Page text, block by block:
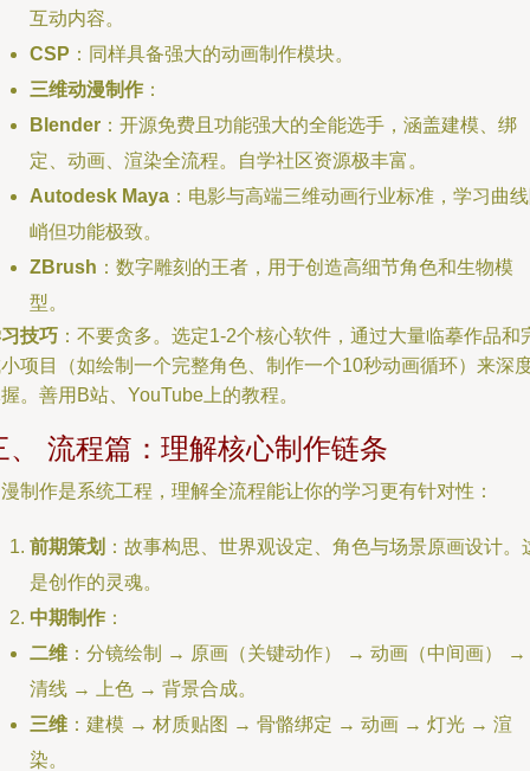
互动内容。
CSP ：同样具备强大的动画制作模块。
三维动漫制作 ：
Blender ：开源免费且功能强大的全能选手，涵盖建模、绑
定、动画、渲染全流程。自学社区资源极丰富。
Autodesk Maya ：电影与高端三维动画行业标准，学习曲
峭但功能极致。
ZBrush ：数字雕刻的王者，用于创造高细节角色和生物模
型。
技巧 ：不要贪多。选定1-2个核心软件，通过大量临摹作品和
项目（如绘制一个完整角色、制作一个10秒动画循环）来深
。善用B站、YouTube上的教程。
、 流程篇：理解核心制作链条
制作是系统工程，理解全流程能让你的学习更有针对性：
前期策划 ：故事构思、世界观设定、角色与场景原画设计。
是创作的灵魂。
中期制作 ：
二维 ：分镜绘制 → 原画（关键动作） → 动画（中间画） →
清线 → 上色 → 背景合成。
三维 ：建模 → 材质贴图 → 骨骼绑定 → 动画 → 灯光 → 渲
染。